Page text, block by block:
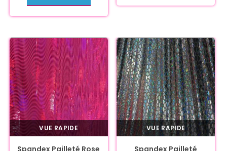
VUE RAPIDE VUE RAPIDE